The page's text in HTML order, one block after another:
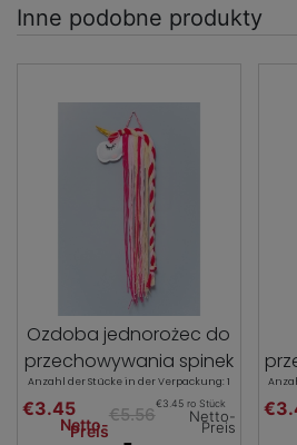
Inne podobne produkty
Ozdoba jednorożec do
przechowywania spinek
Anzahl der Stücke in der Verpackung: 1
€3.45
Netto-
Preis
€5.56€3.45 ro Stück
Netto-
Preis